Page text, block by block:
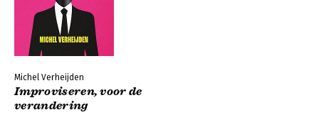
Michel Verheijden
Improviseren, voor de
verandering